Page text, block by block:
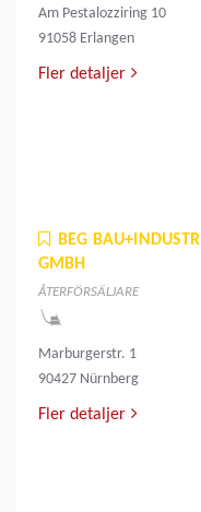
Am Pestalozziring 10
91058 Erlangen
Fler detaljer
BEG
GMBH
ÅTERFÖRSÄLJARE
Marburgerstr. 1
90427 Nürnberg
Fler detaljer